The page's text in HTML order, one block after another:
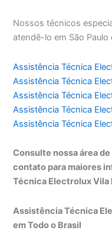
Nossos técnicos
atendê-lo em São Paulo
Assistência Técnica
Assistência Técnica
Assistência Técnica
Assistência Técnica
Assistência Técnica
Consulte nossa área
contato para maiores
Técnica Electrolux Vila
Assistência Técnica
em Todo o Brasil